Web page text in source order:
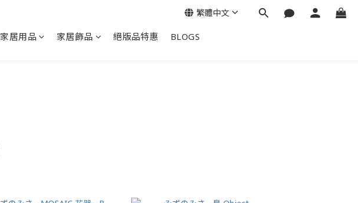
家居用品 家居飾品 絕版品特惠 BLOGS
繁體中文